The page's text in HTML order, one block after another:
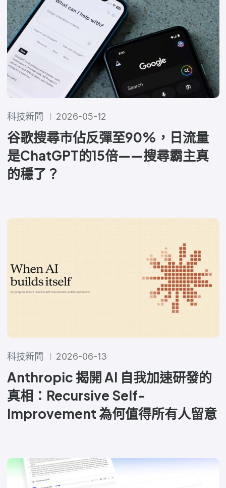
科技新聞 2026-05-12
谷歌搜尋市佔反彈至90%，日流量
是ChatGPT的15倍——搜尋霸主真
的穩了？
科技新聞 2026-06-13
Anthropic 揭開 AI 自我加速研發的
真相：Recursive Self-
Improvement 為何值得所有人留意